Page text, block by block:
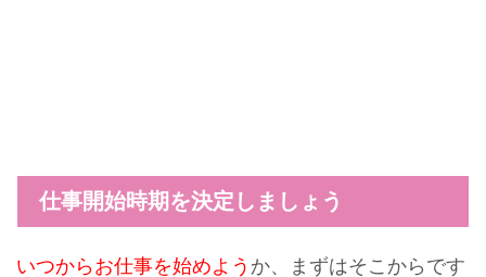
仕事開始時期を決定しましょう
いつからお仕事を始めよう か、まずはそこからです